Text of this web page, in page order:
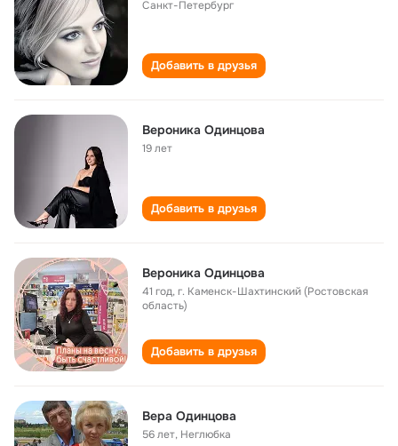
Санкт-Петербург
Добавить в друзья
Вероника Одинцова
19 лет
Добавить в друзья
Вероника Одинцова
41 год,г. Каменск-Шахтинский (Ростовская
область)
Добавить в друзья
Вера Одинцова
56 лет, Неглюбка